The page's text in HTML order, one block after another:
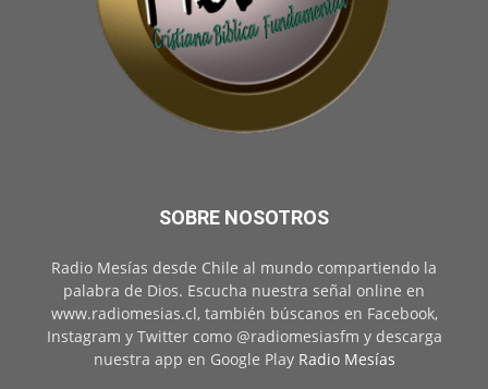
SOBRE NOSOTROS
Radio Mesías desde Chile al mundo compartiendo la
palabra de Dios. Escucha nuestra señal online en
www.radiomesias.cl, también búscanos en Facebook,
Instagram y Twitter como @radiomesiasfm y descarga
nuestra app en Google Play Radio Mesías